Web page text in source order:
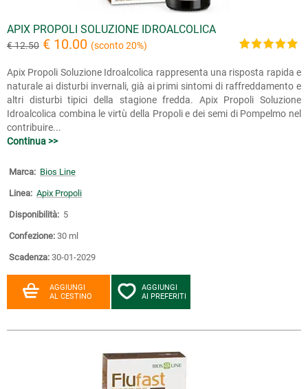
APIX PROPOLI SOLUZIONE IDROALCOLICA
€ 12.50 € 10.00 (sconto 20%)
Apix Propoli Soluzione Idroalcolica rappresenta una risposta rapida e
naturale ai disturbi invernali, già ai primi sintomi di raffreddamento e
altri disturbi tipici della stagione fredda. Apix Propoli Soluzione
Idroalcolica combina le virtù della Propoli e dei semi di Pompelmo nel
contribuire...
Continua >>
Marca: Bios Line
Linea: Apix Propoli
Disponibilità: 5
Confezione: 30 ml
Scadenza: 30-01-2029
AGGIUNGI
AL CESTINO
AGGIUNGI
AI PREFERITI